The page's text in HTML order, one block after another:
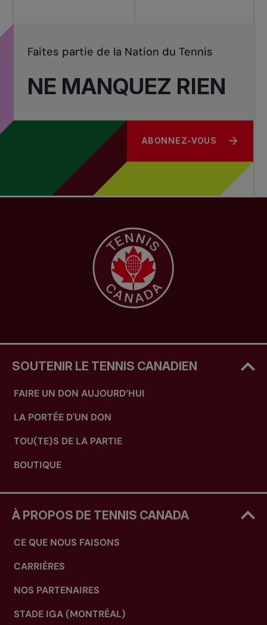
NE MANQUEZ RIEN
Faites partie de la Nation du Tennis
ABONNEZ-VOUS
SOUTENIR LE TENNIS CANADIEN
FAIRE UN DON AUJOURD’HUI
LA PORTÉE D'UN DON
TOU(TE)S DE LA PARTIE
BOUTIQUE
À PROPOS DE TENNIS CANADA
CE QUE NOUS FAISONS
CARRIÈRES
NOS PARTENAIRES
STADE IGA (MONTRÉAL)